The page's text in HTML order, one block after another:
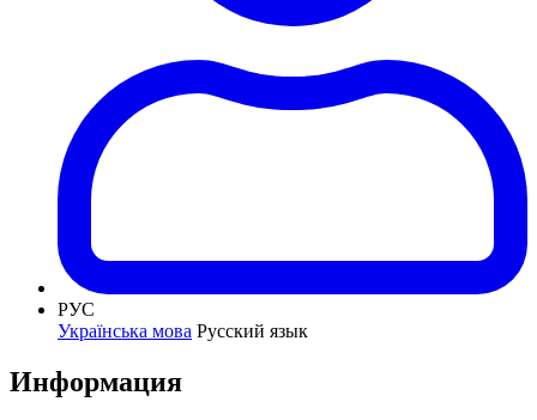
РУС
Українська мова Русский язык
Информация